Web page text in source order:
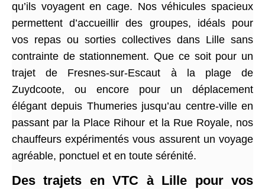
qu’ils voyagent en cage. Nos véhicules spacieux
permettent d’accueillir des groupes, idéals pour
vos repas ou sorties collectives dans Lille sans
contrainte de stationnement. Que ce soit pour un
trajet de Fresnes-sur-Escaut à la plage de
Zuydcoote, ou encore pour un déplacement
élégant depuis Thumeries jusqu’au centre-ville en
passant par la Place Rihour et la Rue Royale, nos
chauffeurs expérimentés vous assurent un voyage
agréable, ponctuel et en toute sérénité.
Des trajets en VTC à Lille pour vos